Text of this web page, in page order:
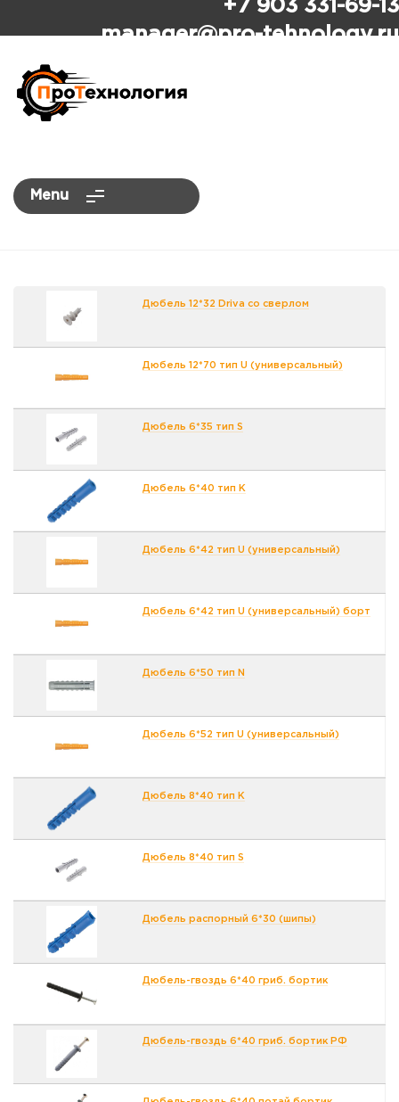
+7 903 331-69-13
manager@pro-tehnology.ru
Menu
Дюбель 12*32 Driva со сверлом
Дюбель 12*70 тип U (универсальный)
Дюбель 6*35 тип S
Дюбель 6*40 тип K
Дюбель 6*42 тип U (универсальный)
Дюбель 6*42 тип U (универсальный) борт
Дюбель 6*50 тип N
Дюбель 6*52 тип U (универсальный)
Дюбель 8*40 тип K
Дюбель 8*40 тип S
Дюбель распорный 6*30 (шипы)
Дюбель-гвоздь 6*40 гриб. бортик
Дюбель-гвоздь 6*40 гриб. бортик РФ